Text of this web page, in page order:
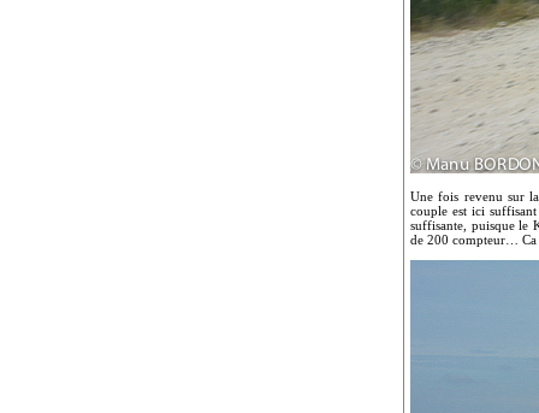
Une fois revenu sur
couple est ici
suffisante, puisque le
de 200 compteur…